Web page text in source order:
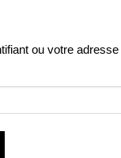
ou votre